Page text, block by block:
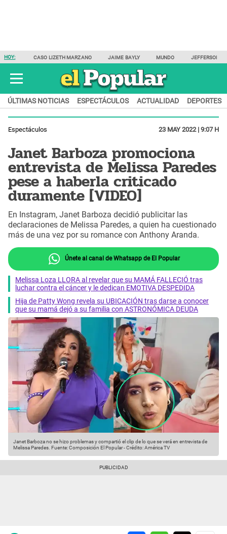
HOY: CASO LIZETH MARZANO JAIME BAYLY MUNDO JEFFERSON
ÚLTIMAS NOTICIAS ESPECTÁCULOS ACTUALIDAD DEPORTES
Espectáculos 23 MAY 2022 | 9:07 H
Janet Barboza promociona
entrevista de Melissa Paredes
pese a haberla criticado
duramente [VIDEO]
En Instagram, Janet Barboza decidió publicitar las
declaraciones de Melissa Paredes, a quien ha cuestionado
más de una vez por su romance con Anthony Aranda.
Únete al canal de Whatsapp de El Popular
Melissa Loza LLORA al revelar que su MAMÁ FALLECIÓ tras
luchar contra el cáncer y le dedican EMOTIVA DESPEDIDA
Hija de Patty Wong revela su UBICACIÓN tras darse a conocer
que su mamá dejó a su familia con ASTRONÓMICA DEUDA
Janet Barboza no se hizo problemas y compartió el clip de lo que se verá en entrevista de
Melissa Paredes. Fuente: Composición El Popular-Crédito: América TV